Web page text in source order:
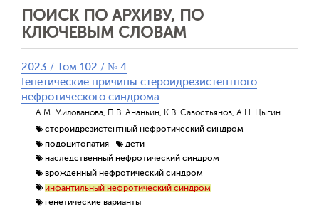
ПОИСК ПО АРХИВУ, ПО
КЛЮЧЕВЫМ СЛОВАМ
2023 / Том 102 / № 4
Генетические причины стероидрезистентного
нефротического синдрома
А.М. Милованова, П.В. Ананьин, К.В. Савостьянов, А.Н. Цыгин
стероидрезистентный нефротический синдром
подоцитопатия
дети
наследственный нефротический синдром
врожденный нефротический синдром
инфантильный нефротический синдром
генетические варианты